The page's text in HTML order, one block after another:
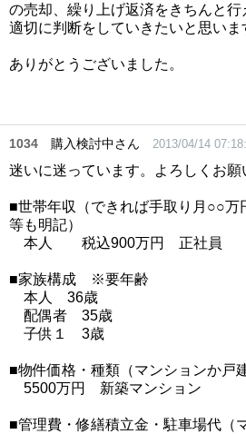
の売却、繰り上げ返済をきちんと行
適切に判断をしていきたいと思いま
ありがとうございました。
1034 購入検討中さん 2013/04/14
迷いに迷っています。よろしくお願
■世帯年収（できれば手取り月○○万
等も明記）
本人 税込900万円 正社員
■家族構成 ※要年齢
本人 36歳
配偶者 35歳
子供１ 3歳
■物件価格・種類（マンションか戸
5500万円 新築マンション
■管理費・修繕積立金・駐車場代（